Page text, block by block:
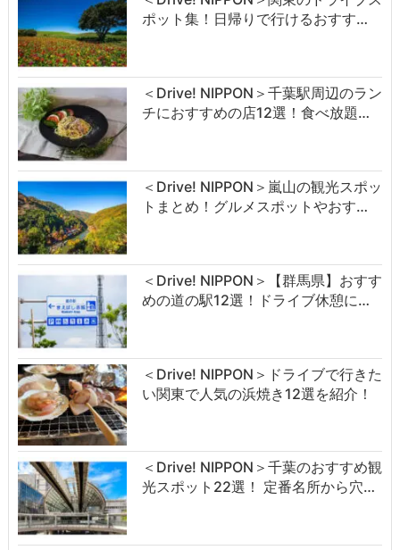
ポット集！日帰りで行けるおすす…
＜Drive! NIPPON＞千葉駅周辺のラン
チにおすすめの店12選！食べ放題…
＜Drive! NIPPON＞嵐山の観光スポッ
トまとめ！グルメスポットやおす…
＜Drive! NIPPON＞【群馬県】おすす
めの道の駅12選！ドライブ休憩に…
＜Drive! NIPPON＞ドライブで行きた
い関東で人気の浜焼き12選を紹介！
＜Drive! NIPPON＞千葉のおすすめ観
光スポット22選！ 定番名所から穴…